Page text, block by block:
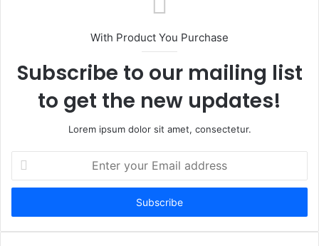
t
e
With Product You Purchase
Subscribe to our mailing list
to get the new updates!
Lorem ipsum dolor sit amet, consectetur.
t
r
y